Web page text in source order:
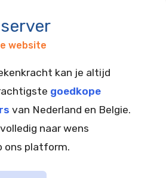
website
kan je altijd
goedkope
van Nederland en Belgie.
naar wens
ons platform.